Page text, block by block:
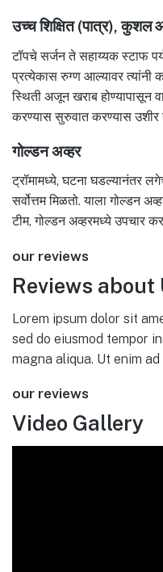
उच्च शिक्षित (पात्र), कुशल
टॉपचे सर्जन ते सहाय्यक स्टाफ
प्रत्येकास रुग्ण आल्यावर त्यांनी
स्थिती अजून खराब होण्यापासून
करण्यास सुरुवात करण्यास उशीर
गोल्डन अव्हर
ट्रॉमामध्ये, घटना घडल्यानंतर
सर्वोत्तम मिळतो. याला गोल्डन
टीम, गोल्डन अव्हरमध्ये उपचार
our reviews
Reviews about
Lorem ipsum dolor sit
sed do eiusmod tempor
magna aliqua. Ut enim
our reviews
Video Gallery